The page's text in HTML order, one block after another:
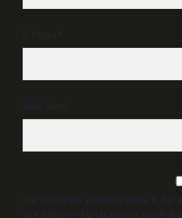
E-Posta*
Web Sitesi
Daha sonraki yorumlarımda
site adresim bu tarayıcıya